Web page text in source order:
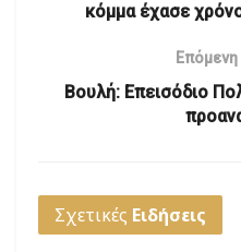
κόμμα έχασε
Βουλή: Επεισόδιο
Σχετικές Ειδήσεις